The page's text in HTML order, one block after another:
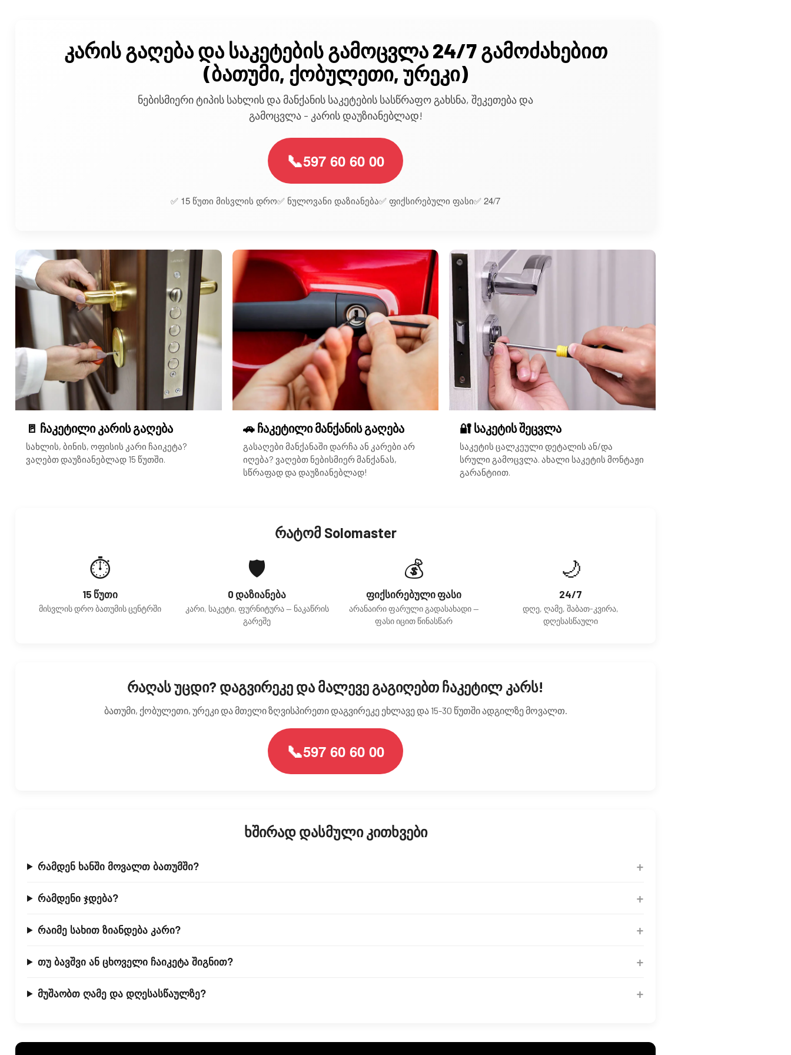
კარის გაღება და საკეტების გამოცვლა 24/7 გამოძახებით
(ბათუმი, ქობულეთი, ურეკი)
ნებისმიერი ტიპის სახლის და მანქანის საკეტების სასწრაფო გახსნა, შეკეთება და
გამოცვლა - კარის დაუზიანებლად!
📞597 60 60 00
✅ 15 წუთი მისვლის დრო✅ ნულოვანი დაზიანება✅ ფიქსირებული ფასი✅ 24/7
🚪 ჩაკეტილი კარის გაღება
სახლის, ბინის, ოფისის კარი ჩაიკეტა?
ვაღებთ დაუზიანებლად 15 წუთში.
🚗 ჩაკეტილი მანქანის გაღება
გასაღები მანქანაში დარჩა ან კარები არ
იღება? ვაღებთ ნებისმიერ მანქანას,
სწრაფად და დაუზიანებლად!
🔐 საკეტის შეცვლა
საკეტის ცალკეული დეტალის ან/და
სრული გამოცვლა. ახალი საკეტის მონტაჟი
გარანტიით.
რატომ Solomaster
⏱️
15 წუთი
მისვლის დრო ბათუმის ცენტრში
🛡️
0 დაზიანება
კარი, საკეტი, ფურნიტურა — ნაკაწრის
გარეშე
💰
ფიქსირებული ფასი
არანაირი ფარული გადასახადი —
ფასი იცით წინასწარ
🌙
24/7
დღე, ღამე, შაბათ-კვირა,
დღესასწაული
რაღას უცდი? დაგვირეკე და მალევე გაგიღებთ ჩაკეტილ კარს!
ბათუმი, ქობულეთი, ურეკი და მთელი ზღვისპირეთი დაგვირეკე ეხლავე და 15-30 წუთში ადგილზე მოვალთ.
📞597 60 60 00
ხშირად დასმული კითხვები
რამდენ ხანში მოვალთ ბათუმში?
რამდენი ჯდება?
რაიმე სახით ზიანდება კარი?
თუ ბავშვი ან ცხოველი ჩაიკეტა შიგნით?
მუშაობთ ღამე და დღესასწაულზე?